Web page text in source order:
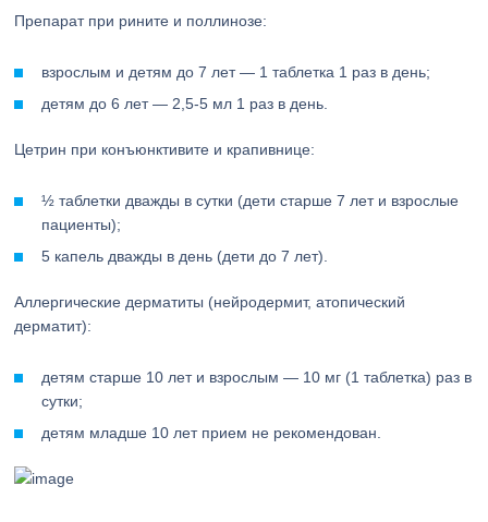
Препарат при рините и поллинозе:
взрослым и детям до 7 лет — 1 таблетка 1 раз в день;
детям до 6 лет — 2,5-5 мл 1 раз в день.
Цетрин при конъюнктивите и крапивнице:
½ таблетки дважды в сутки (дети старше 7 лет и взрослые
пациенты);
5 капель дважды в день (дети до 7 лет).
Аллергические дерматиты (нейродермит, атопический
дерматит):
детям старше 10 лет и взрослым — 10 мг (1 таблетка) раз в
сутки;
детям младше 10 лет прием не рекомендован.